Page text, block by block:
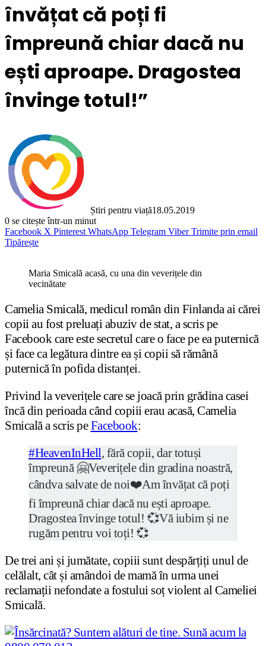
învățat că poți fi
împreună chiar dacă nu
ești aproape. Dragostea
învinge totul!”
Știri pentru viață18.05.2019
0 se citește într-un minut
Facebook X Pinterest WhatsApp Telegram Viber Trimite prin email
Tipărește
Maria Smicală acasă, cu una din veverițele din
vecinătate
Camelia Smicală, medicul român din Finlanda ai cărei
copii au fost preluați abuziv de stat, a scris pe
Facebook care este secretul care o face pe ea puternică
și face ca legătura dintre ea și copii să rămână
puternică în pofida distanței.
Privind la veverițele care se joacă prin grădina casei
încă din perioada când copiii erau acasă, Camelia
Smicală a scris peFacebook:
#HeavenInHell, fără copii, dar totuși
împreună 🤗Veverițele din gradina noastră,
cândva salvate de noi❤️Am învățat că poți
fi împreună chiar dacă nu ești aproape.
Dragostea învinge totul! 💞Vă iubim și ne
rugăm pentru voi toți! 💞
De trei ani și jumătate, copiii sunt despărțiți unul de
celălalt, cât și amândoi de mamă în urma unei
reclamații nefondate a fostului soț violent al Cameliei
Smicală.